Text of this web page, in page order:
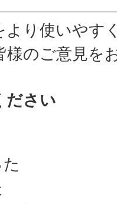
より使いやす
様のご意見を
ださい